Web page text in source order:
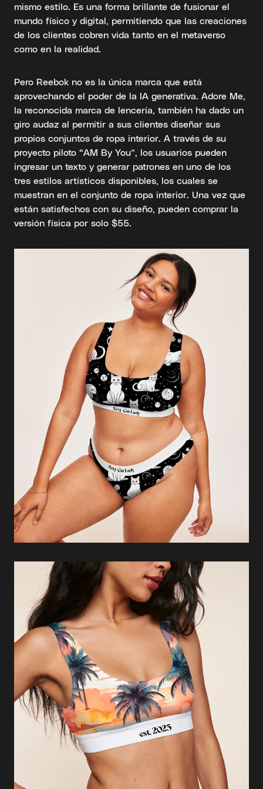
mismo estilo. Es una forma brillante de fusionar el
mundo físico y digital, permitiendo que las creaciones
de los clientes cobren vida tanto en el metaverso
como en la realidad.
Pero Reebok no es la única marca que está
aprovechando el poder de la IA generativa. Adore Me,
la reconocida marca de lencería, también ha dado un
giro audaz al permitir a sus clientes diseñar sus
propios conjuntos de ropa interior. A través de su
proyecto piloto “AM By You”, los usuarios pueden
ingresar un texto y generar patrones en uno de los
tres estilos artísticos disponibles, los cuales se
muestran en el conjunto de ropa interior. Una vez que
están satisfechos con su diseño, pueden comprar la
versión física por solo $55.